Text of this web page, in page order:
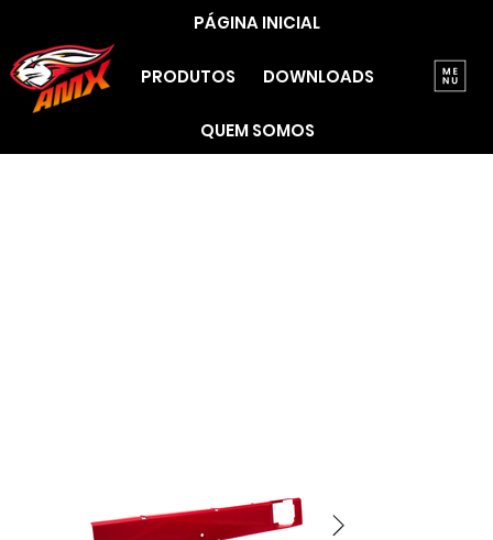
PÁGINA INICIAL
PRODUTOS DOWNLOADS
QUEM SOMOS